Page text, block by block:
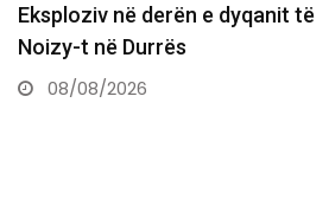
“Më shkatërruan
aktorja flet për skandalin e
intime